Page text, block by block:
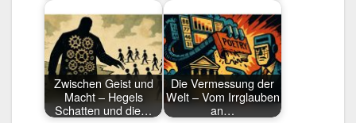
Zwischen Geist und
Macht – Hegels
Schatten und die…
Die Vermessung der
Welt – Vom Irrglauben
an…